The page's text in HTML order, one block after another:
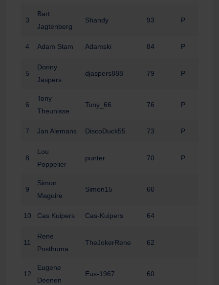
3
Bart
Jagtenberg
Shandy 93 P
4 Adam Stam Adamski 84 P
5
Donny
Jaspers
djaspers888 79 P
6
Tony
Theunisse
Tony_66 76 P
7 Jan Alemans DiscoDuck55 73 P
8
Lou
Poppelier
punter 70 P
9
Simon
Maguire
Simon15 66
10 Cas Kuipers Cas-Kuipers 64
11
Rene
Posthuma
TheJokerRene 62
12
Eugene
Deenen
Eus-1967 60